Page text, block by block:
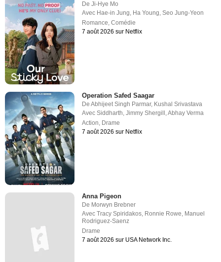
DeJi-Hye Mo
Avec Hae-in Jung, Ha Young,Seo Jung-Yeon
Romance,Comédie
7 août 2026 sur Netflix
Operation Safed Saagar
DeAbhijeet Singh Parmar, Kushal Srivastava
AvecSiddharth,Jimmy Shergill ,Abhay Verma
Action, Drame
7 août 2026 sur Netflix
Anna Pigeon
De Morwyn Brebner
AvecTracy Spiridakos Ronnie Rowe Manuel
Rodriguez-Saenz
Drame
7 août 2026 sur USA Network Inc.